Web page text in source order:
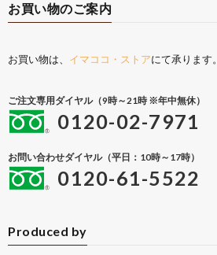
お買い物のご案内
お買い物は、 イマココ・ストアにて承ります。
ご注文専用ダイヤル（9時～21時 ※年中無休）
0120-02-7971
お問い合わせダイヤル（平日：10時～17時）
0120-61-5522
Produced by